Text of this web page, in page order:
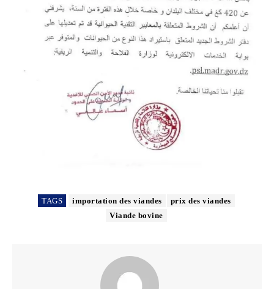
TAGS importation des viandes
prix des viandes
Viande bovine